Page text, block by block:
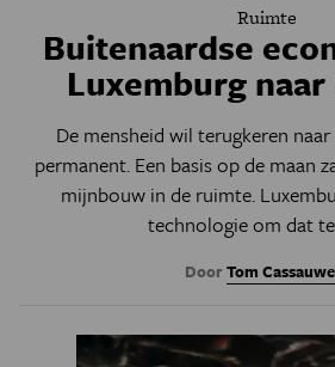
Ruimte
Buitenaardse
Luxemburg naar
De mensheid wil terugkeren
permanent. Een basis op de maan
mijnbouw in de ruimte.
technologie om dat
DoorTom